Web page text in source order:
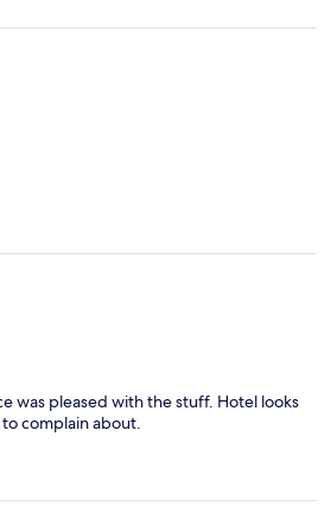
was pleased with the stuff. Hotel looks
complain about.